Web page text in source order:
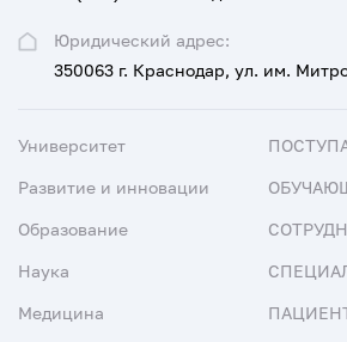
Юридический адрес:
350063 г. Краснодар, ул. им.
Университет
Развитие и инновации
Образование
Наука
Медицина